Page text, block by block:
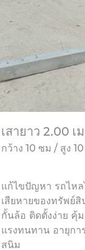
เสายาว 2.00
กว้าง 10 ซม / สูง
แก้ไขปัญหา รถไห
เสียหายของทรัพย์
กั้นล้อ ติดตั้งง่าย คุ้
แรงทนทาน อายุกา
สนิม